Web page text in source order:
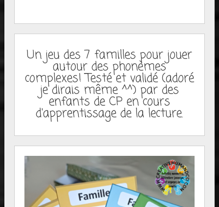
Un jeu des 7 familles pour jouer
autour des phonèmes
complexes! Testé et validé (adoré
je dirais même ^^) par des
enfants de CP en cours
d'apprentissage de la lecture.